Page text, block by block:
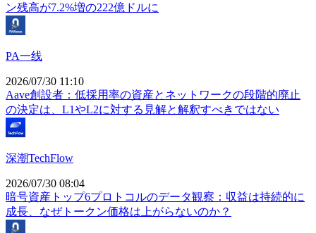
ン残高が7.2%増の222億ドルに
PA一线
2026/07/30 11:10
Aave創設者：低採用率の資産とネットワークの段階的廃止
の決定は、L1やL2に対する見解と解釈すべきではない
深潮TechFlow
2026/07/30 08:04
暗号資産トップ6プロトコルのデータ観察：収益は持続的に
成長、なぜトークン価格は上がらないのか？